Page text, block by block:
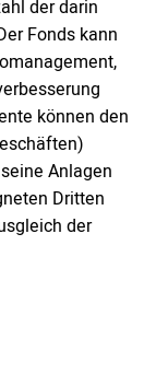
der darin
Fonds kann
können den
Anlagen
Dritten
der